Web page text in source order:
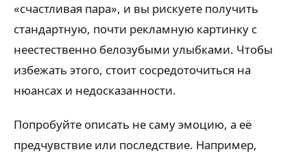
«счастливая пара», и вы рискуете получить
стандартную, почти рекламную картинку с
неестественно белозубыми улыбками. Чтобы
избежать этого, стоит сосредоточиться на
нюансах и недосказанности.
Попробуйте описать не саму эмоцию, а её
предчувствие или последствие. Например,